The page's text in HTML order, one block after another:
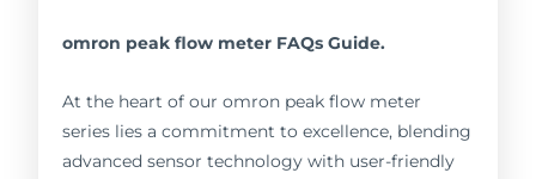
omron peak flow meter FAQs Guide.
At the heart of our omron peak flow meter
series lies a commitment to excellence, blending
advanced sensor technology with user-friendly